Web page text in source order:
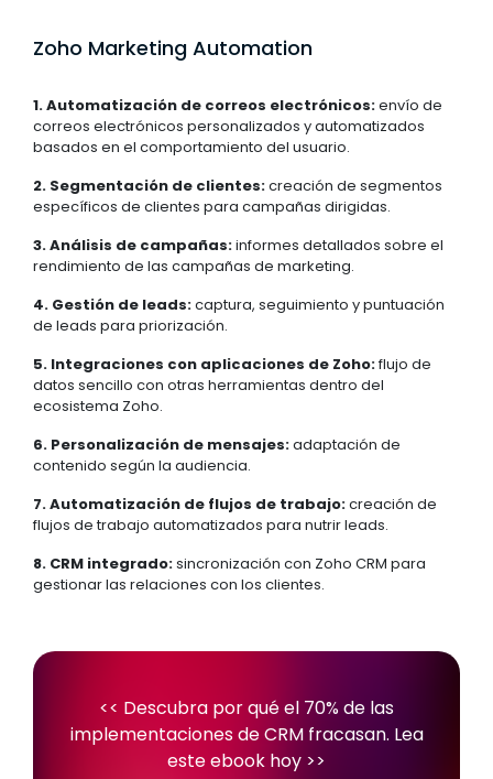
Zoho Marketing Automation
1. Automatización de correos electrónicos:envío de
correos electrónicos personalizados y automatizados
basados en el comportamiento del usuario.
2. Segmentación de clientes:creación de segmentos
específicos de clientes para campañas dirigidas.
3. Análisis de campañas:informes detallados sobre el
rendimiento de las campañas de marketing.
4. Gestión de leads:captura, seguimiento y puntuación
de leads para priorización.
5. Integraciones con aplicaciones de Zoho:flujo de
datos sencillo con otras herramientas dentro del
ecosistema Zoho.
6. Personalización de mensajes:adaptación de
contenido según la audiencia.
7. Automatización de flujos de trabajo:creación de
flujos de trabajo automatizados para nutrir leads.
8. CRM integrado:sincronización con Zoho CRM para
gestionar las relaciones con los clientes.
<< Descubra por qué el 70% de las
implementaciones de CRM fracasan. Lea
este ebook hoy >>